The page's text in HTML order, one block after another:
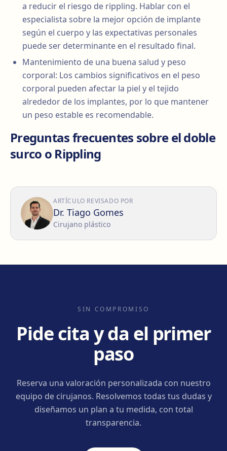
a reducir el riesgo de rippling. Hablar con el
especialista sobre la mejor opción de implante
según el cuerpo y las expectativas personales
puede ser determinante en el resultado final.
Mantenimiento de una buena salud y peso
corporal: Los cambios significativos en el peso
corporal pueden afectar la piel y el tejido
alrededor de los implantes, por lo que mantener
un peso estable es recomendable.
Preguntas frecuentes sobre el doble
surco o Rippling
ARTÍCULO REVISADO POR
Dr. Tiago Gomes
Cirujano plástico
SIN COMPROMISO
Pide cita y da el primer
paso
Reserva una valoración personalizada con nuestro
equipo de cirujanos. Resolvemos todas tus dudas y
diseñamos un plan a tu medida, con total
transparencia.